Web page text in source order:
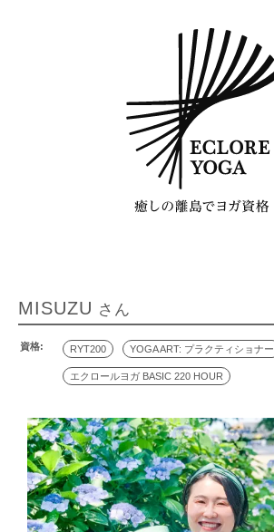
MISUZU さん
資格: RYT200 YOGA ART: プラクティショナー
エクロールヨガ BASIC 220 HOUR